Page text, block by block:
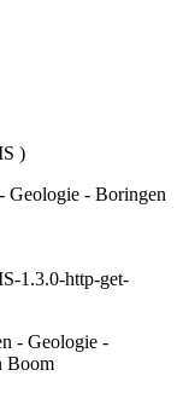
)
Geologie - Boringen
1.3.0-http-get-
- Geologie -
Boom